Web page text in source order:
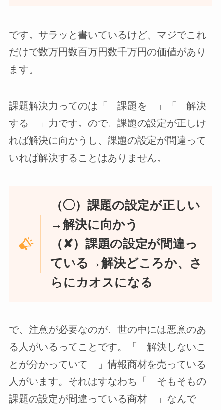
です。サラッと書いているけど、マジでこれ
だけで数万円数百万円数千万円の価値があり
ます。
課題解決力ってのは「 課題を 」「 解決
する 」力です。ので、課題の設定が正しけ
れば解決に向かうし、課題の設定が間違って
いれば解決することはありません。
（◯）課題の設定が正しい
→解決に向かう
（✘）課題の設定が間違っ
ている→解決どころか、さ
らにカオスになる
で、注意が必要なのが、世の中には悪意のあ
る人がいるってことです。「 解決しないこ
とが分かっていて 」情報商材を売っている
人がいます。それはすなわち「 そもそもの
課題の設定が間違っている商材 」なんで